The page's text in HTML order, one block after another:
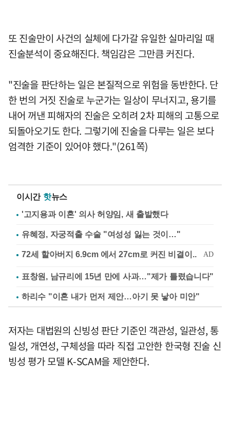
또 진술만이 사건의 실체에 다가갈 유일한 실마리일 때
진술분석이 중요해진다. 책임감은 그만큼 커진다.
"진술을 판단하는 일은 본질적으로 위험을 동반한다. 단
한 번의 거짓 진술로 누군가는 일상이 무너지고, 용기를
내어 꺼낸 피해자의 진술은 오히려 2차 피해의 고통으로
되돌아오기도 한다. 그렇기에 진술을 다루는 일은 보다
엄격한 기준이 있어야 했다."(261쪽)
이시간 핫뉴스
'고지용과 이혼' 의사 허양임, 새 출발했다
유혜정, 자궁적출 수술 "여성성 잃는 것이…"
표창원, 남규리에 15년 만에 사과…"제가 틀렸습니다"
하리수 "이혼 내가 먼저 제안…아기 못 낳아 미안"
저자는 대법원의 신빙성 판단 기준인 객관성, 일관성, 통
일성, 개연성, 구체성을 따라 직접 고안한 한국형 진술 신
빙성 평가 모델 K-SCAM을 제안한다.